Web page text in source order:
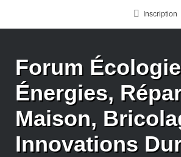
Inscription
Forum
Énergies,
Maison,
Innovations